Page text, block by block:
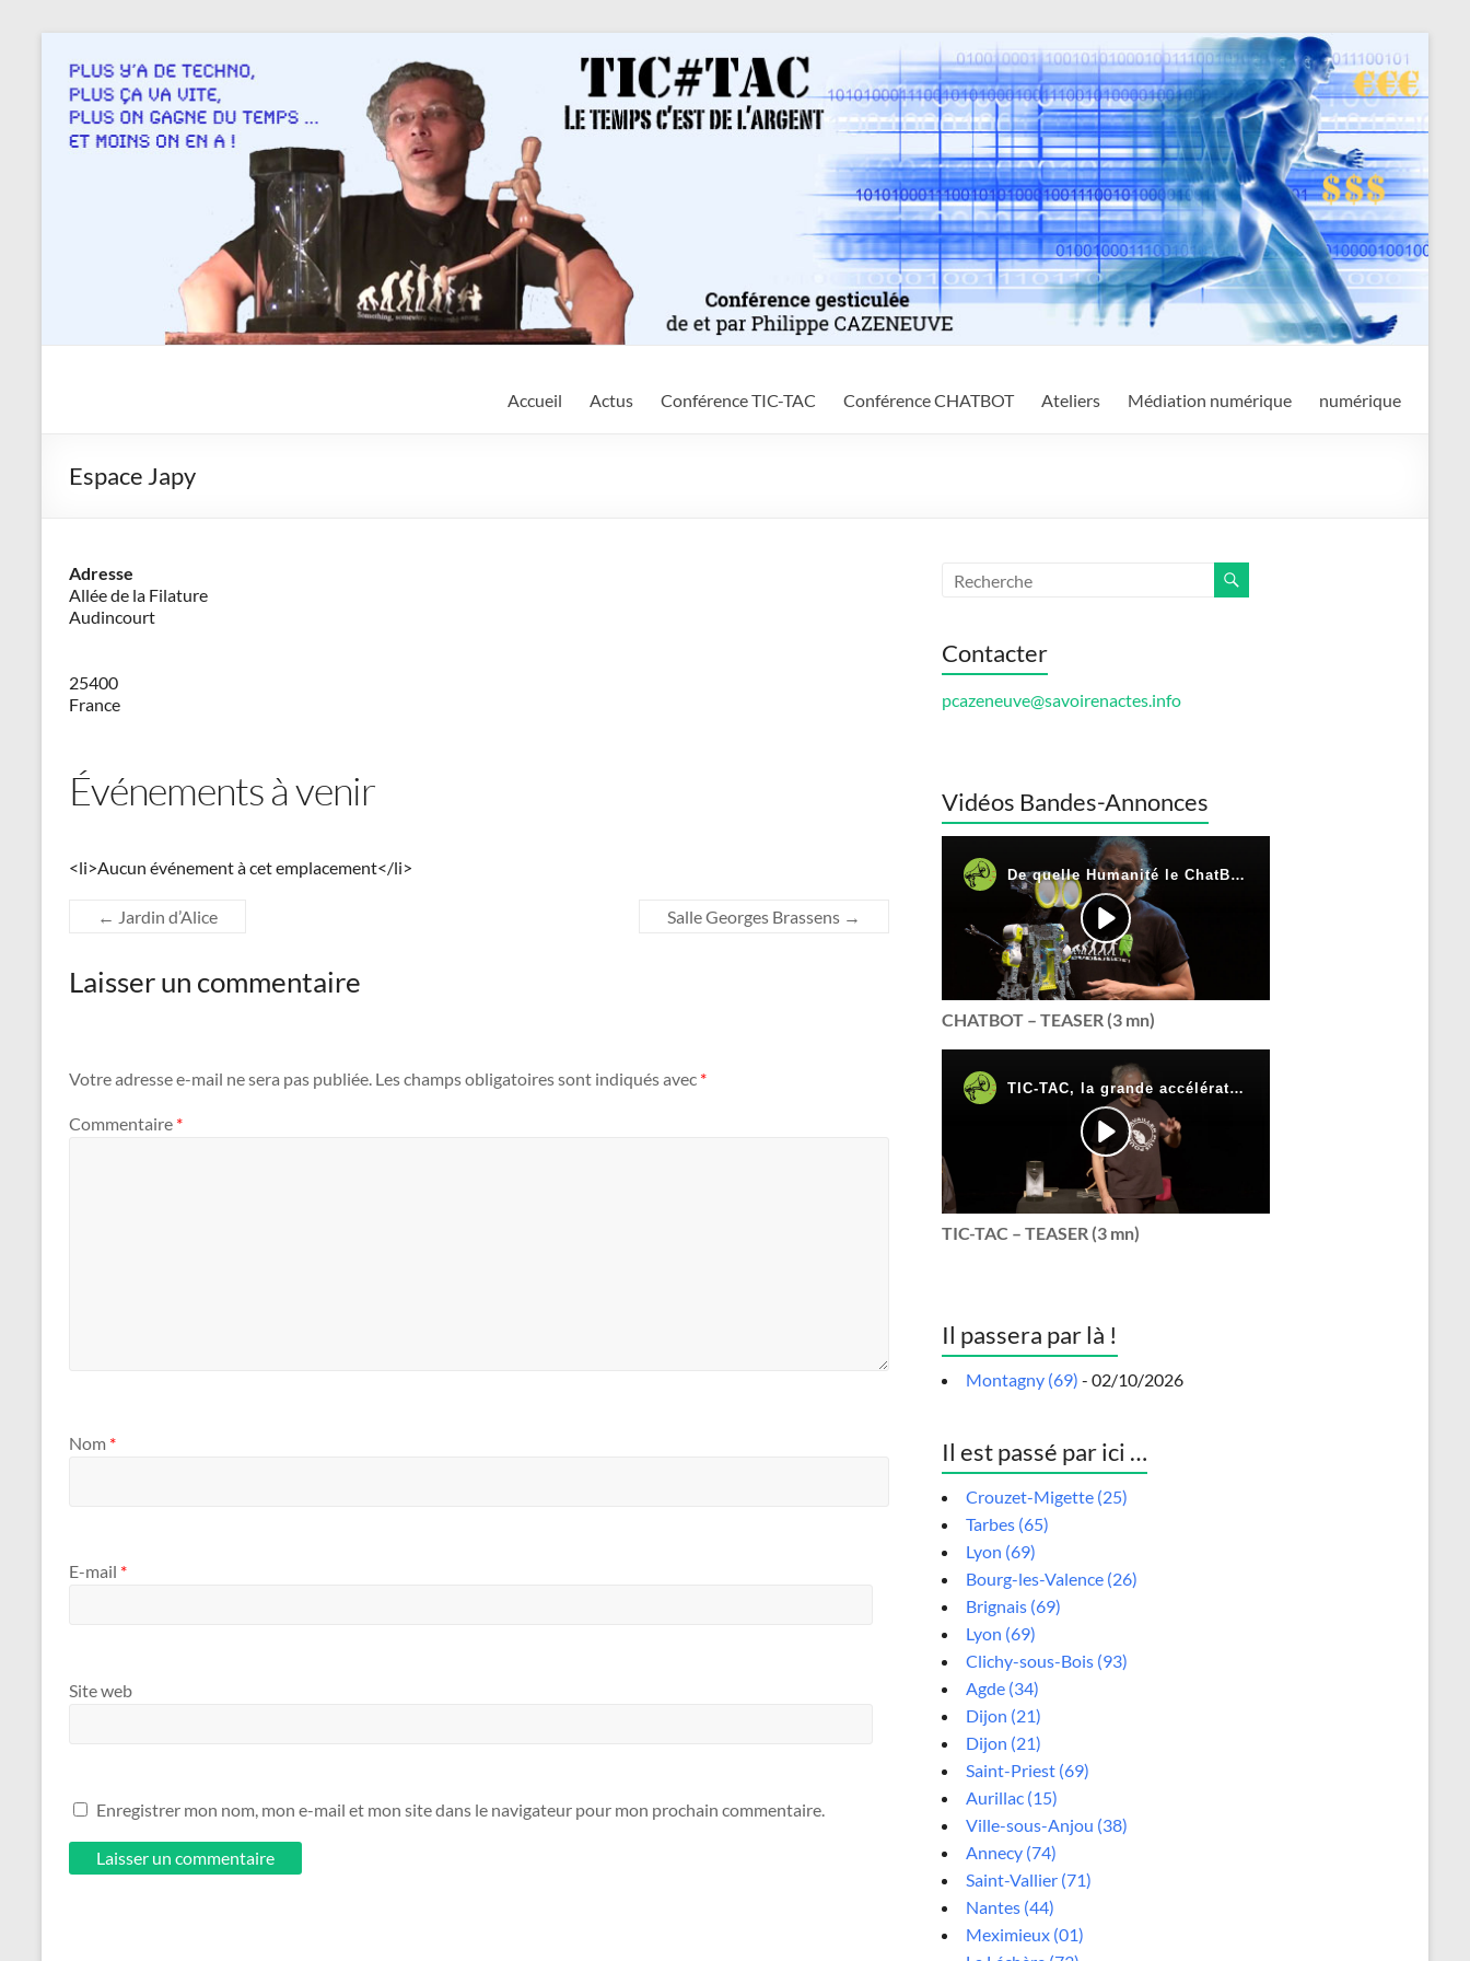
contenu
actes
Philippe
Cazeneuve
Accueil Actus Conférence TIC-TAC Conférence CHATBOT Ateliers Médiation numérique numérique
Espace Japy
Adresse
Allée de la Filature
Audincourt
25400
France
Événements à venir
<li>Aucun événement à cet emplacement</li>
← Jardin d’Alice Salle Georges Brassens →
Laisser un commentaire
Votre adresse e-mail ne sera pas publiée. Les champs obligatoires sont indiqués avec *
Commentaire *
Nom *
E-mail *
Site web
Enregistrer mon nom, mon e-mail et mon site dans le navigateur pour mon prochain commentaire.
Contacter
pcazeneuve@savoirenactes.info
Vidéos Bandes-Annonces
CHATBOT – TEASER (3 mn)
TIC-TAC – TEASER (3 mn)
Il passera par là !
Montagny (69) - 02/10/2026
Il est passé par ici …
Crouzet-Migette (25)
Tarbes (65)
Lyon (69)
Bourg-les-Valence (26)
Brignais (69)
Lyon (69)
Clichy-sous-Bois (93)
Agde (34)
Dijon (21)
Dijon (21)
Saint-Priest (69)
Aurillac (15)
Ville-sous-Anjou (38)
Annecy (74)
Saint-Vallier (71)
Nantes (44)
Meximieux (01)